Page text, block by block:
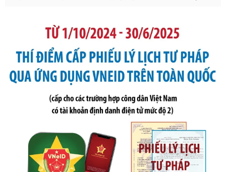
bỏ Thông tư số 87/2019/TT- BТC ngày 19 tháng 12 năm
2019 của Bộ trưởng Bộ Tài chính hướng dẫn thực hiện xử
phạt vi phạm hành chính trong lĩnh vực kho bạc nhà nước
Ngày ban hành: 21/07/2026
Số kí hiệu: 291/2026/NĐ-CP
Tên: Nghị định số 291/2026/NĐ-CP của Chính phủ: Sửa
đổi, bổ sung một số điều của Nghị định số 125/2020/NĐ-СР
ngày 19 tháng 10 năm 2020 của Chính phủ quy định xử
phạt vi phạm hành chính về thuế, hóa đơn được sửa đổi, bổ
sung bởi Nghị định số 102/2021/NĐ-CP
Ngày ban hành: 20/07/2026
Số kí hiệu:2303/QĐ-UBND
Tên: Quyết định công bố Danh mục thủ tục hành chính mới